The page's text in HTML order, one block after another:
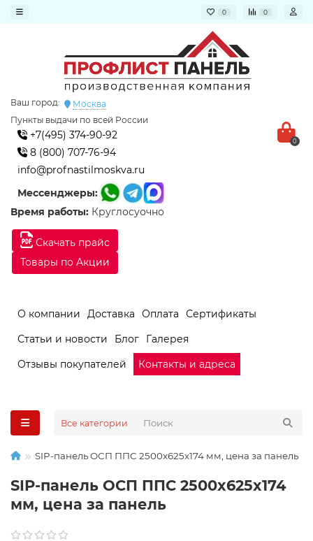
0 0
Скачать прайс
Товары по Акции
Ваш город:
Москва
Пункты выдачи по всей России
+7(495) 374-90-92
8 (800) 707-76-94
info@profnastilmoskva.ru
Мессенджеры:
Время работы: Круглосуочно
0
О компании Доставка Оплата
Сертификаты
Статьи и новости
Блог
Галерея
Отзывы покупателей
Контакты и адреса
Все категории
SIP-панель ОСП ППС 2500x625x174 мм, цена за панель
SIP-панель ОСП ППС 2500x625x174
мм, цена за панель